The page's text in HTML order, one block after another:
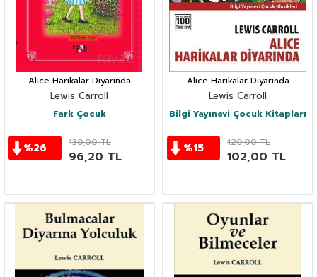
Alice Harikalar Diyarında
Lewis Carroll
Fark Çocuk
%26 130,00TL
96,20 TL
Alice Harikalar Diyarında
Lewis Carroll
Bilgi Yayınevi Çocuk Kitapları
%15 120,00TL
102,00 TL